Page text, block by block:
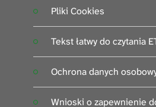
Pliki Cookies
Tekst łatwy do czytania
Ochrona danych
Wnioski o zapewnienie